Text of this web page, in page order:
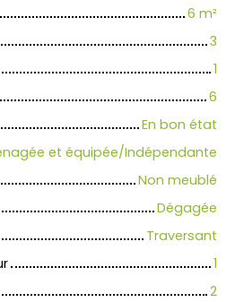
6 m²
3
1
6
En bon état
et équipée/Indépendante
Non meublé
Dégagée
Traversant
1
2